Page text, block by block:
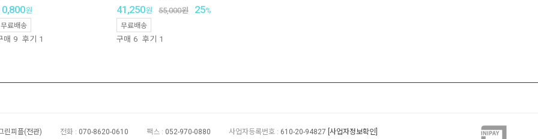
원
무료배송
매 9 후기 1
41,250원 55,000원 25%
무료배송
구매 6 후기 1
린피플(전관) 전화 : 070-8620-0610 팩스 : 052-970-0880 사업자등록번호 : 610-20-94827 [사업자정보확인]